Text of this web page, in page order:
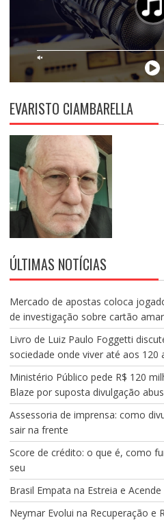
EVARISTO CIAMBARELLA
ÚLTIMAS NOTÍCIAS
Mercado de apostas coloca
de investigação sobre cartão
Livro de Luiz Paulo Foggetti
sociedade onde viver até aos 120
Ministério Público pede R$ 120
Blaze por suposta divulgação
Assessoria de imprensa: como
sair na frente
Score de crédito: o que é, como
seu
Brasil Empata na Estreia e
Neymar Evolui na Recuperação e